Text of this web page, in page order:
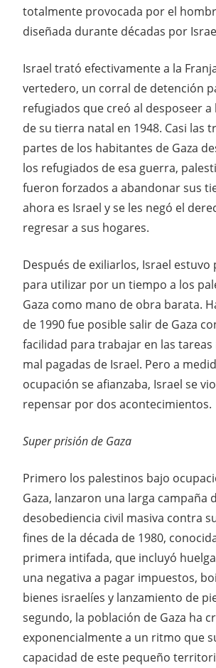
totalmente provocada por el
diseñada durante décadas por
Israel trató efectivamente a la
vertedero, un corral de detención
refugiados que creó al desposeer a
de su tierra natal en 1948. Casi las
partes de los habitantes de Gaza
los refugiados de esa guerra,
fueron forzados a abandonar sus
ahora es Israel y se les negó el
regresar a sus hogares.
Después de exiliarlos, Israel estuvo
para utilizar por un tiempo a los
Gaza como mano de obra barata.
de 1990 fue posible salir de Gaza
facilidad para trabajar en las tareas
mal pagadas de Israel. Pero a
ocupación se afianzaba, Israel se
repensar por dos acontecimientos.
Super prisión de Gaza
Primero los palestinos bajo
Gaza, lanzaron una larga campaña
desobediencia civil masiva contra
fines de la década de 1980,
primera intifada, que incluyó
una negativa a pagar impuestos,
bienes israelíes y lanzamiento de
segundo, la población de Gaza ha
exponencialmente a un ritmo que
capacidad de este pequeño